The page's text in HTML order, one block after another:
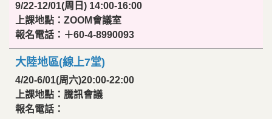
9/22-12/01(周日) 14:00-16:00
上課地點：ZOOM會議室
報名電話：＋60-4-8990093
大陸地區(線上7堂)
4/20-6/01(周六)20:00-22:00
上課地點：騰訊會議
報名電話：